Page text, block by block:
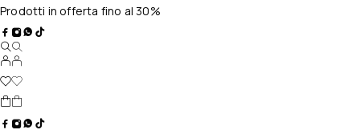
Prodotti in offerta fino al 30%